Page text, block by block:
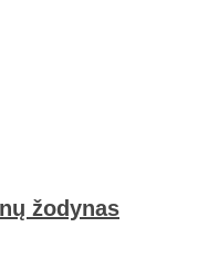
žodynas